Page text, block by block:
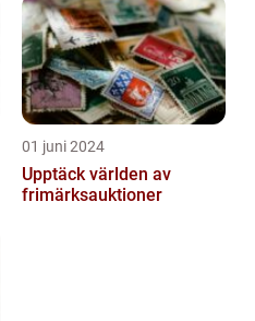
01 juni 2024
Upptäck världen av
frimärksauktioner